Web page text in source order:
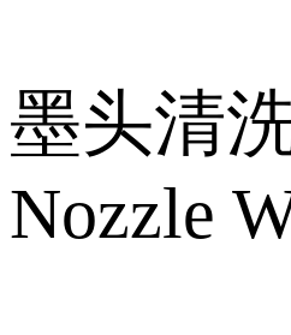
墨头清
Nozzle